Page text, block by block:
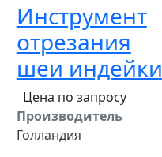
Инструмент
отрезания
шеи индейки
Цена по запросу
Производитель
Голландия